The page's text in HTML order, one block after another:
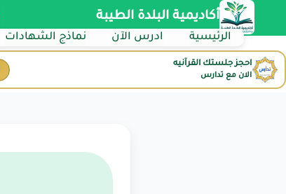
أكاديمية البلدة الطيبة
الرئيسية ادرس الآن نماذج الشهادات
احجز جلستك القرآنيه
الان مع تدارس